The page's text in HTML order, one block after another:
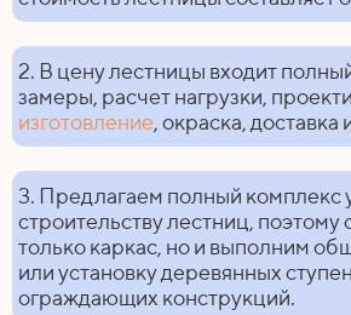
2. В цену лестницы входит
замеры, расчет нагрузки,
изготовление, окраска, доставка
3. Предлагаем полный комплекс
строительству лестниц,
только каркас, но и выполним
или установку деревянных
ограждающих конструкций.